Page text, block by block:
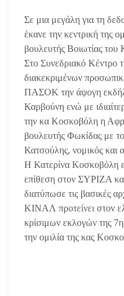
Σε μια μεγάλη για τη
έκανε την κεντρική της
βουλευτής Βοιωτίας
Στο Συνεδριακό Κέντρο
διακεκριμένων
ΠΑΣΟΚ την άψογη
Καρβούνη ενώ με
την κα Κοσκοβόλη η
βουλευτής Φωκίδας με
Κατσούλης, νομικός και
Η Κατερίνα Κοσκοβόλη
επίθεση στον ΣΥΡΙΖΑ
διατύπωσε τις βασικές
ΚΙΝΑΛ προτείνει στον
κρίσιμων εκλογών της
την ομιλία της κας